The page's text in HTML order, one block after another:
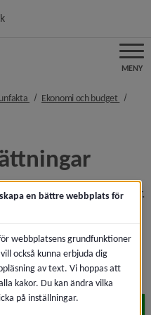
MENY
nivå i brödsmulenavigeringen
Ekonomi och budget nivå i
förutsättningar än många andra att klara de ekonomiska
utmaningarna. Här kan du läsa mer om läge och
ekonomi.
en bättre webbplats för
webbplatsens grundfunktioner
också kunna erbjuda dig
av text. Vi hoppas att
kakor. Du kan ändra vilka
på inställningar.